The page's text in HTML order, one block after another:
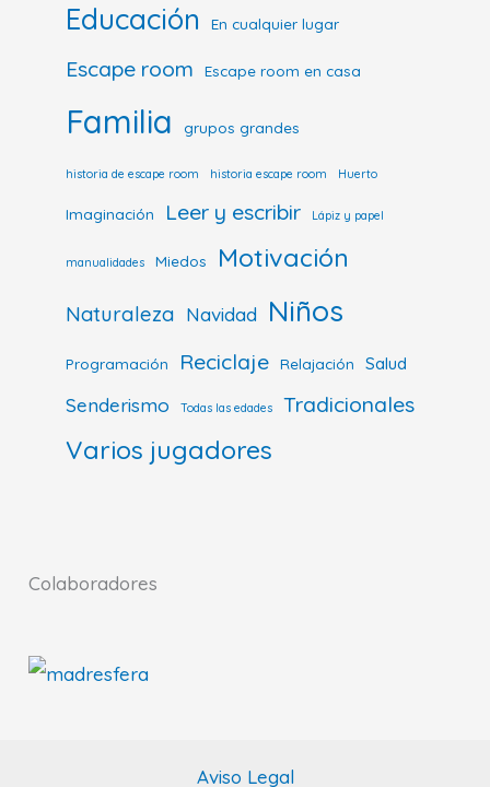
Educación En cualquier lugar
Escape room Escape room en casa
Familia grupos grandes
historia de escape room historia escape room Huerto
Imaginación Leer y escribir Lápiz y papel
manualidades Miedos Motivación
Naturaleza Navidad Niños
Programación Reciclaje Relajación Salud
Senderismo Todas las edades Tradicionales
Varios jugadores
Colaboradores
Aviso Legal